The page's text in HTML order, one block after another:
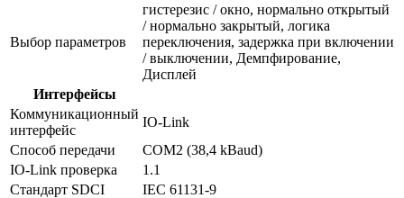
Выбор параметров
гистерезис / окно, нормально открытый
/ нормально закрытый, логика
переключения, задержка при включении
/ выключении, Демпфирование,
Дисплей
Интерфейсы
Коммуникационный
интерфейс
IO-Link
Способ передачи
COM2 (38,4 kBaud)
IO-Link проверка
1.1
Стандарт SDCI
IEC 61131-9